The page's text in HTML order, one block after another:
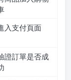
入支付頁面
證訂單是否成